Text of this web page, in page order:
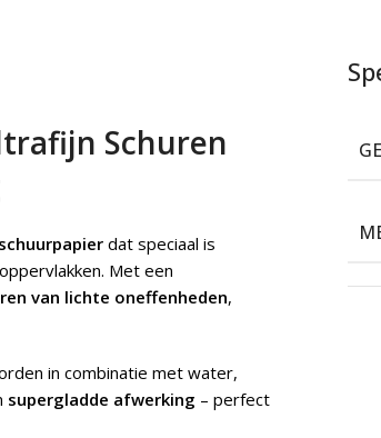
Schuren
dat speciaal is
Met een
van lichte oneffenheden,
in combinatie met water,
supergladde afwerking – perfect